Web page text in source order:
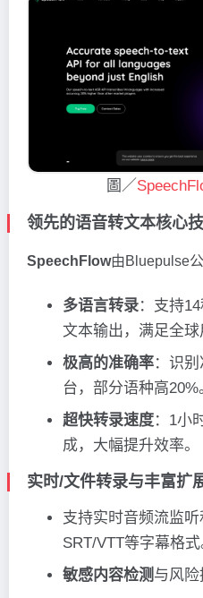
圖／
领先的语音转文本核心
SpeechFlow由Bluepulse
多语言转录：支持
文本输出，满足全球
极高的准确率：识
台，部分语种高20%
超快转录速度：1小
成，大幅提升效率。
实时/文件转录与丰富扩
支持实时音频流监
SRT/VTT等字幕格式
敏感内容检测 与风险